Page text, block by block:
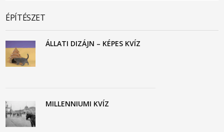
ÉPÍTÉSZET
ÁLLATI DIZÁJN – KÉPES KVÍZ
MILLENNIUMI KVÍZ